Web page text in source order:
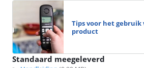
Tips voor het gebruik
product
Standaard meegeleverd